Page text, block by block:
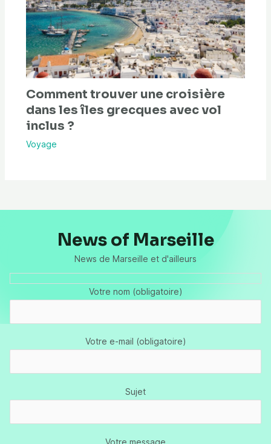
Comment trouver une croisière
dans les îles grecques avec vol
inclus ?
Voyage
News of Marseille
News de Marseille et d'ailleurs
Votre nom (obligatoire)
Votre e-mail (obligatoire)
Sujet
Votre message